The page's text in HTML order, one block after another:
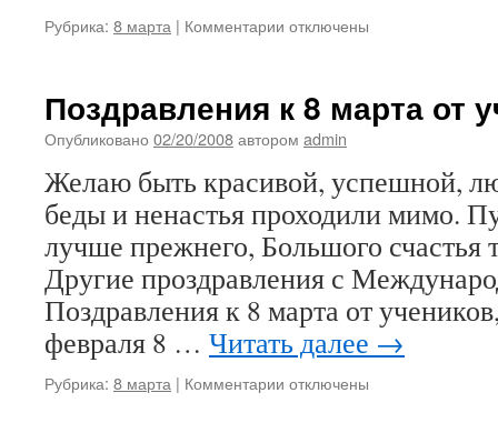
Рубрика: 8 марта | Комментарии к
8
марта
партнера
отключены
Поздравления к 8 марта от
Опубликовано 02/20/2008автором admin
Желаю быть красивой, успешной,
беды и ненастья проходили мимо.
лучше прежнего, Большого счастья
Другие проздравления с
Поздравления к 8 марта от
февраля 8 … Читать далее →
Рубрика: 8 марта | Комментарии котключены